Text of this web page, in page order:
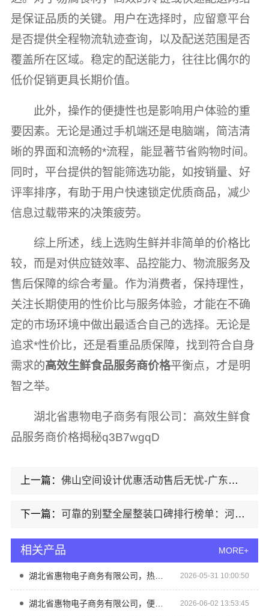
是保证品质的关键。用户在选择时，应留意平台
是否提供全程物流轨迹查询，以及配送范围是否
覆盖所在区域。稳定的配送能力，往往比偶尔的
低价促销更具长期价值。
此外，操作的便捷性也是影响用户体验的重
要因素。无论是通过手机端还是电脑端，简洁清
晰的界面和流畅的*流程，能显著节省购物时间。
同时，平台提供的智能筛选功能，如按销量、好
评率排序，有助于用户快速锁定优质商品，减少
信息过载带来的决策疲劳。
综上所述，线上选购生鲜并非简单的价格比
较，而是对供应链效率、品控能力、物流服务及
售后保障的综合考量。作为消费者，保持理性，
关注长期使用的性价比与服务体验，才能在不确
定的市场环境中做出最适合自己的选择。无论是
追求*性价比，还是看重品质保障，找到符合自身
需求的高效生鲜食品服务商价格平衡点，才是明
智之举。
湖北省惠物电子商务有限公司：高效生鲜食
品服务商价格揭秘q3B7wgqD
上一篇：佛山空间设计优惠活动售后无忧-广东鼎饰空间装饰工程有限公司
下一篇： 可靠的别墅全屋整装口碑排行榜单：河南锦玺新材料有限责任公司
相关产品 MORE+
湖北省惠物电子商务有限公司，热门家居百货平台优势尽显 2026-05-31 10:00:50
湖北省惠物电子商务有限公司，便宜数码家电平台好不好？ 2026-06-02 13:53:45